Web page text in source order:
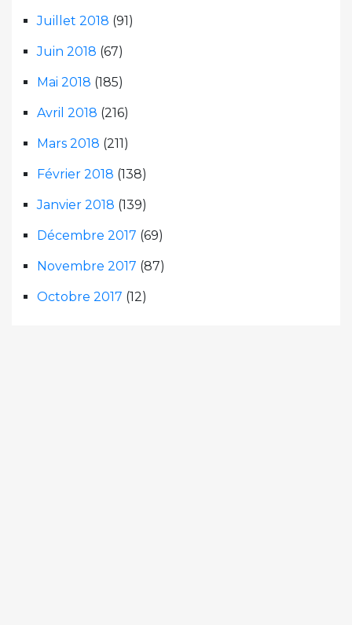
Juillet 2018 (91)
Juin 2018 (67)
Mai 2018 (185)
Avril 2018 (216)
Mars 2018 (211)
Février 2018 (138)
Janvier 2018 (139)
Décembre 2017 (69)
Novembre 2017 (87)
Octobre 2017 (12)